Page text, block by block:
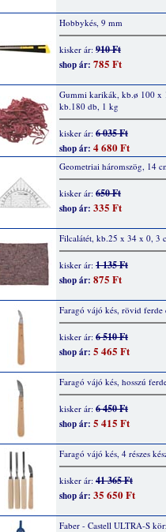
Hobbykés, 9 mm
kisker ár: 910 Ft
shop ár: 785 Ft
Gummi karikák, kb.ø 100 x
kb.180 db, 1 kg
kisker ár: 6 035 Ft
shop ár: 4 680 Ft
Geometriai háromszög, 14
kisker ár: 650 Ft
shop ár: 335 Ft
Filcalátét, kb.25 x 34 x 0, 3
kisker ár: 1 135 Ft
shop ár: 875 Ft
Faragó vájó kés, rövid ferde
kisker ár: 6 510 Ft
shop ár: 5 465 Ft
Faragó vájó kés, hosszú
kisker ár: 6 450 Ft
shop ár: 5 415 Ft
Faragó vájó kés, 4 részes
kisker ár: 41 365 Ft
shop ár: 35 650 Ft
Faber - Castell ULTRA-S